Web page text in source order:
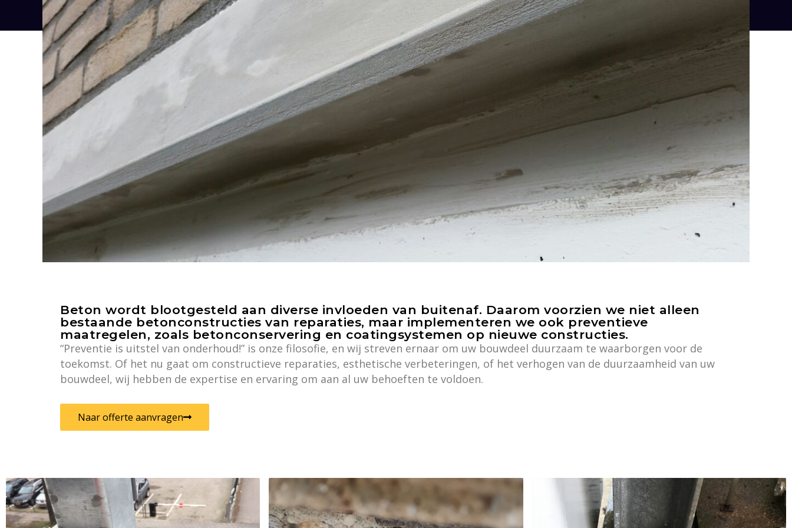
Beton wordt blootgesteld aan diverse invloeden van buitenaf. Daarom voorzien we niet alleen
bestaande betonconstructies van reparaties, maar implementeren we ook preventieve
maatregelen, zoals betonconservering en coatingsystemen op nieuwe constructies.
“Preventie is uitstel van onderhoud!” is onze filosofie, en wij streven ernaar om uw bouwdeel duurzaam te waarborgen voor de
toekomst. Of het nu gaat om constructieve reparaties, esthetische verbeteringen, of het verhogen van de duurzaamheid van uw
bouwdeel, wij hebben de expertise en ervaring om aan al uw behoeften te voldoen.
Naar offerte aanvragen